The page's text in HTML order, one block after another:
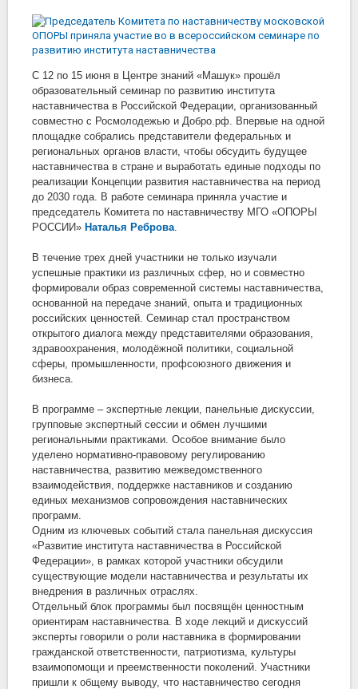
С 12 по 15 июня в Центре знаний «Машук» прошёл
образовательный семинар по развитию института
наставничества в Российской Федерации, организованный
совместно с Росмолодежью и Добро.рф. Впервые на одной
площадке собрались представители федеральных и
региональных органов власти, чтобы обсудить будущее
наставничества в стране и выработать единые подходы по
реализации Концепции развития наставничества на период
до 2030 года. В работе семинара приняла участие и
председатель Комитета по наставничеству МГО «ОПОРЫ
РОССИИ» Наталья Реброва.
В течение трех дней участники не только изучали
успешные практики из различных сфер, но и совместно
формировали образ современной системы наставничества,
основанной на передаче знаний, опыта и традиционных
российских ценностей. Семинар стал пространством
открытого диалога между представителями образования,
здравоохранения, молодёжной политики, социальной
сферы, промышленности, профсоюзного движения и
бизнеса.
В программе – экспертные лекции, панельные дискуссии,
групповые экспертный сессии и обмен лучшими
региональными практиками. Особое внимание было
уделено нормативно-правовому регулированию
наставничества, развитию межведомственного
взаимодействия, поддержке наставников и созданию
единых механизмов сопровождения наставнических
программ.
Одним из ключевых событий стала панельная дискуссия
«Развитие института наставничества в Российской
Федерации», в рамках которой участники обсудили
существующие модели наставничества и результаты их
внедрения в различных отраслях.
Отдельный блок программы был посвящён ценностным
ориентирам наставничества. В ходе лекций и дискуссий
эксперты говорили о роли наставника в формировании
гражданской ответственности, патриотизма, культуры
взаимопомощи и преемственности поколений. Участники
пришли к общему выводу, что наставничество сегодня